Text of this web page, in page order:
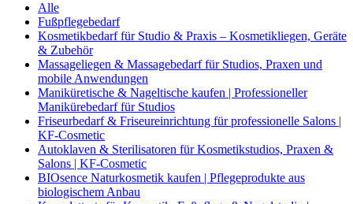
Alle
Fußpflegebedarf
Kosmetikbedarf für Studio & Praxis – Kosmetikliegen, Geräte
& Zubehör
Massageliegen & Massagebedarf für Studios, Praxen und
mobile Anwendungen
Maniküretische & Nageltische kaufen | Professioneller
Manikürebedarf für Studios
Friseurbedarf & Friseureinrichtung für professionelle Salons |
KF-Cosmetic
Autoklaven & Sterilisatoren für Kosmetikstudios, Praxen &
Salons | KF-Cosmetic
BIOsence Naturkosmetik kaufen | Pflegeprodukte aus
biologischem Anbau